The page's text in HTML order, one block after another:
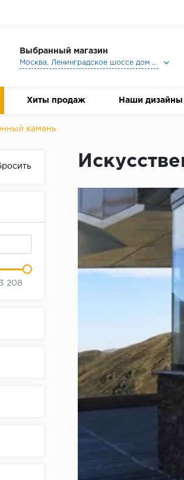
Выбранный магазин
Москва, Ленинградское шоссе дом 25, Торговый Центр Family Room, 2-ой этаж, Магазин Керамический Бум.
Хиты продаж Наши дизайны
камень
3 208